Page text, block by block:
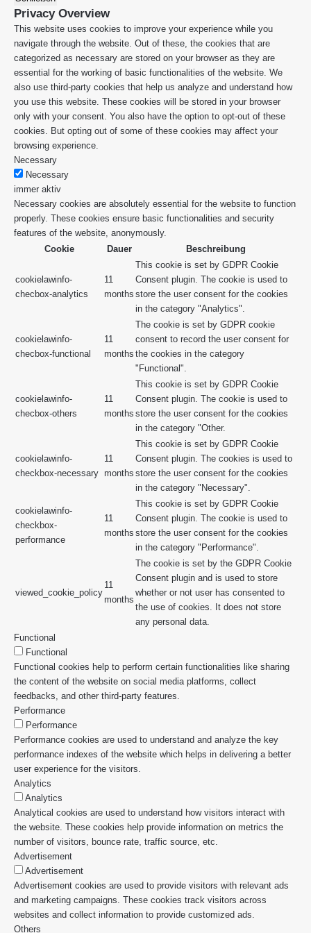
Privacy Overview
This website uses cookies to improve your experience while you
navigate through the website. Out of these, the cookies that are
categorized as necessary are stored on your browser as they are
essential for the working of basic functionalities of the website. We
also use third-party cookies that help us analyze and understand how
you use this website. These cookies will be stored in your browser
only with your consent. You also have the option to opt-out of these
cookies. But opting out of some of these cookies may affect your
browsing experience.
Necessary
Necessary
immer aktiv
Necessary cookies are absolutely essential for the website to function
properly. These cookies ensure basic functionalities and security
features of the website, anonymously.
Cookie
Dauer Beschreibung
cookielawinfo-
checbox-analytics
11
months
This cookie is set by GDPR Cookie
Consent plugin. The cookie is used to
store the user consent for the cookies
in the category "Analytics".
cookielawinfo-
checbox-functional
11
months
The cookie is set by GDPR cookie
consent to record the user consent for
the cookies in the category
"Functional".
cookielawinfo-
checbox-others
11
months
This cookie is set by GDPR Cookie
Consent plugin. The cookie is used to
store the user consent for the cookies
in the category "Other.
cookielawinfo-
checkbox-necessary
11
months
This cookie is set by GDPR Cookie
Consent plugin. The cookies is used to
store the user consent for the cookies
in the category "Necessary".
cookielawinfo-
checkbox-
performance
11
months
This cookie is set by GDPR Cookie
Consent plugin. The cookie is used to
store the user consent for the cookies
in the category "Performance".
viewed_cookie_policy
11
months
The cookie is set by the GDPR Cookie
Consent plugin and is used to store
whether or not user has consented to
the use of cookies. It does not store
any personal data.
Functional
Functional
Functional cookies help to perform certain functionalities like sharing
the content of the website on social media platforms, collect
feedbacks, and other third-party features.
Performance
Performance
Performance cookies are used to understand and analyze the key
performance indexes of the website which helps in delivering a better
user experience for the visitors.
Analytics
Analytics
Analytical cookies are used to understand how visitors interact with
the website. These cookies help provide information on metrics the
number of visitors, bounce rate, traffic source, etc.
Advertisement
Advertisement
Advertisement cookies are used to provide visitors with relevant ads
and marketing campaigns. These cookies track visitors across
websites and collect information to provide customized ads.
Others